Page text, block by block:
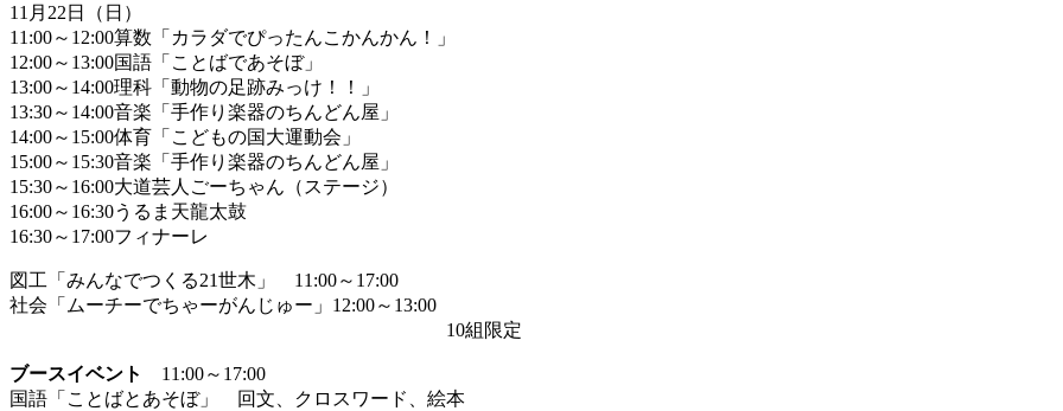
11月22日（日）
11:00～12:00算数「カラダでぴったんこかんかん！」
12:00～13:00国語「ことばであそぼ」
13:00～14:00理科「動物の足跡みっけ！！」
13:30～14:00音楽「手作り楽器のちんどん屋」
14:00～15:00体育「こどもの国大運動会」
15:00～15:30音楽「手作り楽器のちんどん屋」
15:30～16:00大道芸人ごーちゃん（ステージ）
16:00～16:30うるま天龍太鼓
16:30～17:00フィナーレ
図工「みんなでつくる21世木」 11:00～17:00
社会「ムーチーでちゃーがんじゅー」12:00～13:00
10組限定
ブースイベント
11:00～17:00
国語「ことばとあそぼ」 回文、クロスワード、絵本